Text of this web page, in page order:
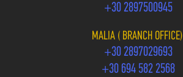
+30 2897500945
MALIA ( BRANCH OFFICE)
+30 2897029693
+30 694 582 2568